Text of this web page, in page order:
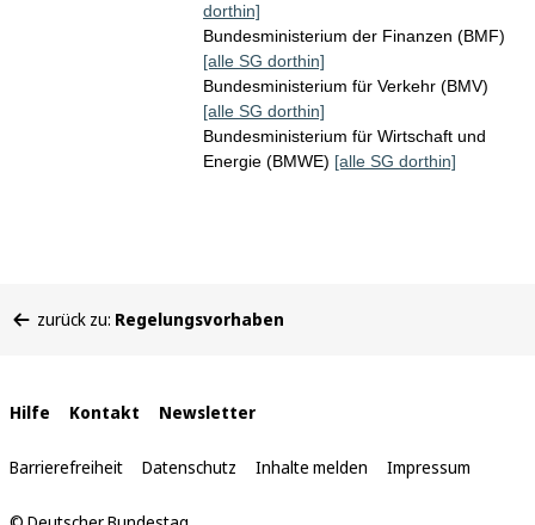
dorthin]
Bundesministerium der Finanzen (BMF)
[alle SG dorthin]
Bundesministerium für Verkehr (BMV)
[alle SG dorthin]
Bundesministerium für Wirtschaft und
Energie (BMWE) [alle SG dorthin]
befinden
zurück zu: Regelungsvorhaben
Interne
Links
Hilfe Kontakt Newsletter
Barrierefreiheit Datenschutz Inhalte melden Impressum